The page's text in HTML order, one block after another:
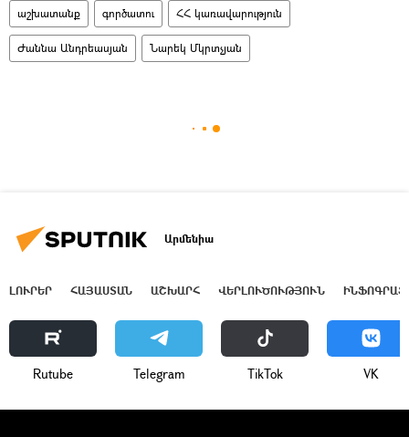
աշխատանք գործատու ՀՀ կառավարություն
Ժաննա Անդրեասյան Նարեկ Մկրտչյան
Արմենիա
ԼՈՒՐԵՐ ՀԱՅԱՍՏԱՆ ԱՇԽԱՐՀ ՎԵՐԼՈՒԾՈՒԹՅՈՒՆ
Rutube Telegram ТikТоk VK